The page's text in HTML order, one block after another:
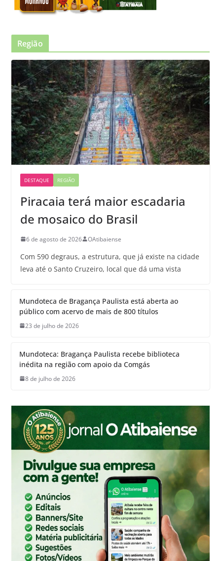
Região
DESTAQUE REGIÃO
Piracaia terá maior escadaria
de mosaico do Brasil
6 de agosto de 2026 OAtibaiense
Com 590 degraus, a estrutura, que já existe na cidade
leva até o Santo Cruzeiro, local que dá uma vista
Mundoteca de Bragança Paulista está aberta ao
público com acervo de mais de 800 títulos
23 de julho de 2026
Mundoteca: Bragança Paulista recebe biblioteca
inédita na região com apoio da Comgás
8 de julho de 2026